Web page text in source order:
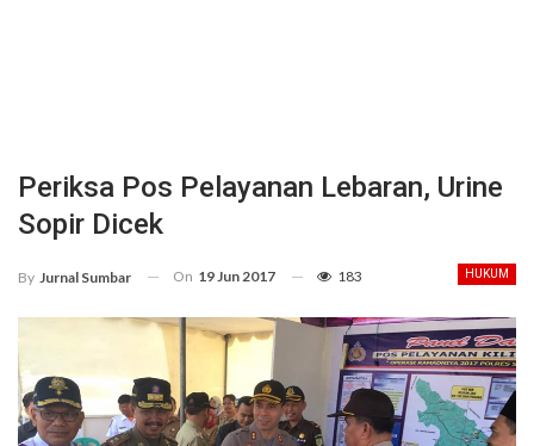
Periksa Pos Pelayanan Lebaran, Urine
Sopir Dicek
HUKUM
By Jurnal Sumbar On 19 Jun 2017 183